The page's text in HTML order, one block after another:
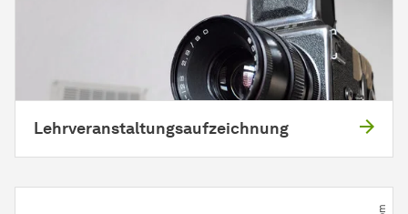
Lehrveranstaltungsaufzeichnung